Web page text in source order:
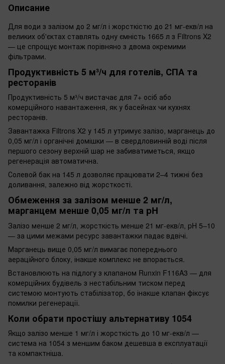
Описание
Для води з залізом до 2 мг/л і жорсткістю до 21 мг-екв/л на
великих об'єктах ставлять одну ємність 1665 л з Filtrons X2
— це спрощує монтаж порівняно з двома окремими
фільтрами.
Продуктивність 5 м³/ч для готелів, СПА та
ресторанів
Продуктивність 5 м³/ч вистачає для 7+ осіб або
комерційного навантаження, як у басейнах чи кухнях
ресторанів.
Завантажка Filtrons X2 у 145 л утримує залізо, марганець до
0,05 мг/л і органічні домішки — в свердловинній воді після
першого сезону верхній шар не забиватиметься, якщо
регенерація автоматична.
Солевой бак на 145 л дозволяє працювати 2–4 тижні без
доливання, залежно від жорсткості.
Обмеження за залізом менше 2 мг/л,
марганцем менше 0,05 мг/л та pH
Залізо менше 2 мг/л, жорсткість менше 21 мг-екв/л, pH 5–10
— за цими межами ресурс завантажки падає вдвічі.
Марганець вище 0,05 мг/л вимагає попереднього
аераційного блоку, інакше комплекс не впорається.
Встановлюють на підлогу з клапаном Runxin F116A3 — для
комерційних будівель з нестабільним тиском перед
системою монтують стабілізатор, бо інакше клапан фіксує
помилки регенерації.
Коли обрати простішу альтернативу 1054
Якщо залізо менше 1 мг/л і жорсткість до 10 мг-екв/л —
система на 1054 з меншим баком дешевша в експлуатації
та компактніша.